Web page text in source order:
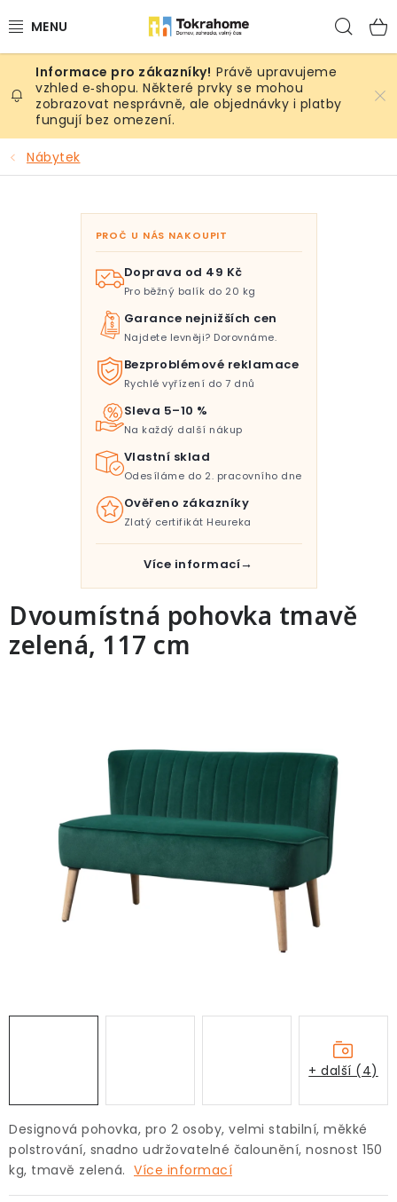
na
Výrobky
Místnosti
Venkovní prostory
Sezóna & Volný čas
Právě upravujeme
vzhled e‑shopu. Některé prvky se mohou
zobrazovat nesprávně, ale objednávky i platby
fungují bez omezení.
Nábytek
Designová pohovka, pro 2 osoby, velmi stabilní, měkké
polstrování, snadno udržovatelné čalounění, nosnost 150
kg, tmavě zelená. Více informací
Dvoumístná pohovka tmavě
zelená, 117 cm
+ další (4)
PROČ U NÁS NAKOUPIT
Doprava od 49 Kč
Pro běžný balík do 20 kg
Garance nejnižších cen
Najdete levněji? Dorovnáme.
Bezproblémové reklamace
Rychlé vyřízení do 7 dnů
Sleva 5–10 %
Na každý další nákup
Vlastní sklad
Odesíláme do 2. pracovního dne
Ověřeno zákazníky
Zlatý certifikát Heureka
Více informací